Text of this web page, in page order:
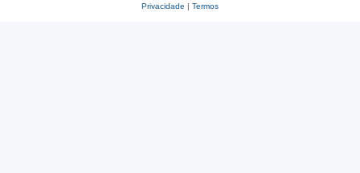
Privacidade | Termos